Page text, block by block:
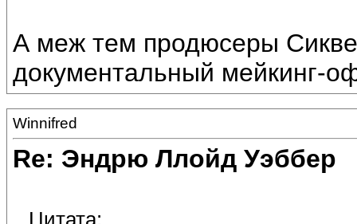
А меж тем продюсеры
документальный мейкинг-
Winnifred
Re: Эндрю Ллойд Уэббер